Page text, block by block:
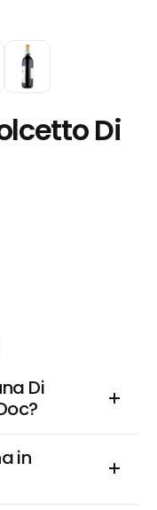
Di
Di
in